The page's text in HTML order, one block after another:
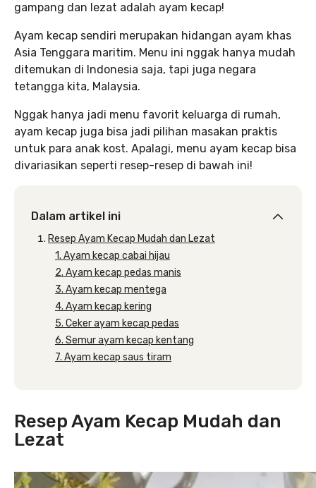
gampang dan lezat adalah ayam kecap!
Ayam kecap sendiri merupakan hidangan ayam khas
Asia Tenggara maritim. Menu ini nggak hanya mudah
ditemukan di Indonesia saja, tapi juga negara
tetangga kita, Malaysia.
Nggak hanya jadi menu favorit keluarga di rumah,
ayam kecap juga bisa jadi pilihan masakan praktis
untuk para anak kost. Apalagi, menu ayam kecap bisa
divariasikan seperti resep-resep di bawah ini!
Dalam artikel ini
Resep Ayam Kecap Mudah dan Lezat
1. Ayam kecap cabai hijau
2. Ayam kecap pedas manis
3. Ayam kecap mentega
4. Ayam kecap kering
5. Ceker ayam kecap pedas
6. Semur ayam kecap kentang
7. Ayam kecap saus tiram
Resep Ayam Kecap Mudah dan
Lezat